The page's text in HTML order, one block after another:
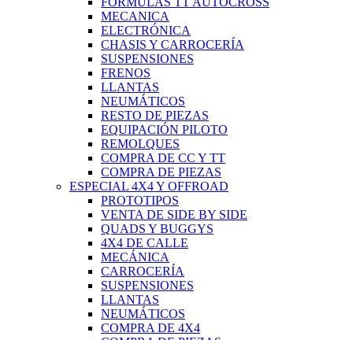
MECANICA
ELECTRÓNICA
CHASIS Y CARROCERÍA
SUSPENSIONES
FRENOS
LLANTAS
NEUMÁTICOS
RESTO DE PIEZAS
EQUIPACIÓN PILOTO
REMOLQUES
COMPRA DE CC Y TT
COMPRA DE PIEZAS
ESPECIAL 4X4 Y OFFROAD
PROTOTIPOS
VENTA DE SIDE BY SIDE
QUADS Y BUGGYS
4X4 DE CALLE
MECÁNICA
CARROCERÍA
SUSPENSIONES
LLANTAS
NEUMÁTICOS
COMPRA DE 4X4